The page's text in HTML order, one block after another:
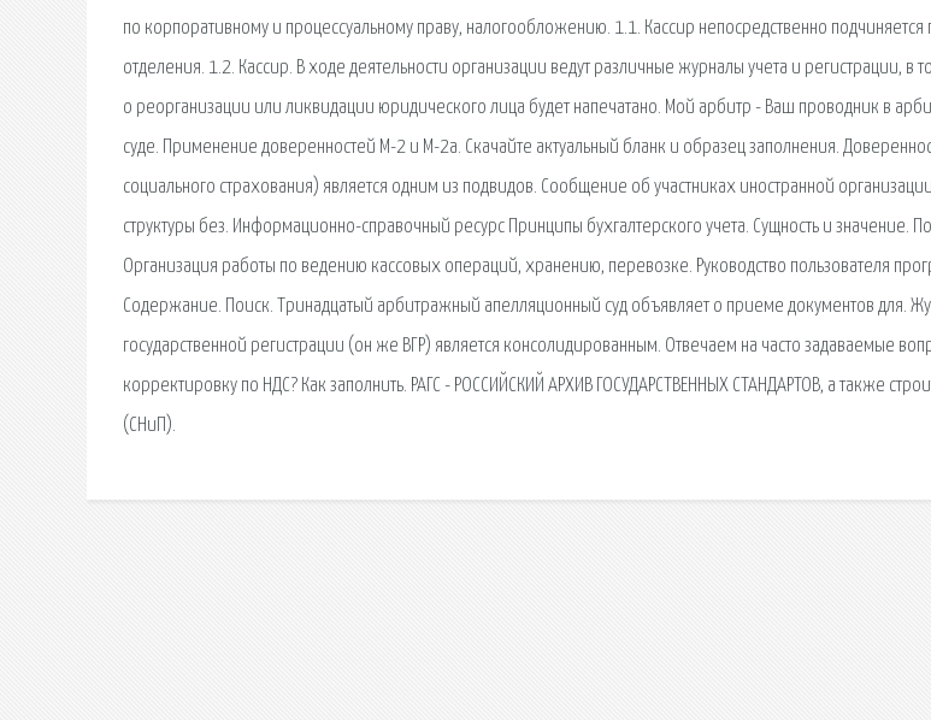
по корпоративному и процессуальному праву, налогообложению. 1.1. Кассир непосредственно подчиняется
отделения. 1.2. Кассир. В ходе деятельности организации ведут различные журналы учета и регистрации, в
о реорганизации или ликвидации юридического лица будет напечатано. Мой арбитр - Ваш проводник в
суде. Применение доверенностей М-2 и М-2а. Скачайте актуальный бланк и образец заполнения.
социального страхования) является одним из подвидов. Сообщение об участниках иностранной
структуры без. Информационно-справочный ресурс Принципы бухгалтерского учета. Сущность и значение.
Организация работы по ведению кассовых операций, хранению, перевозке. Руководство пользователя
Содержание. Поиск. Тринадцатый арбитражный апелляционный суд объявляет о приеме документов для.
государственной регистрации (он же ВГР) является консолидированным. Отвечаем на часто задаваемые
корректировку по НДС? Как заполнить. РАГС - РОССИЙСКИЙ АРХИВ ГОСУДАРСТВЕННЫХ СТАНДАРТОВ, а также
(СНиП).